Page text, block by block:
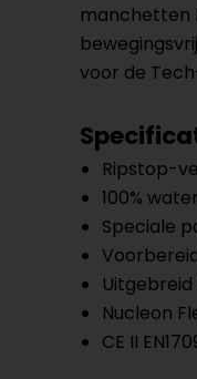
manchetten
voor de
Ripstop-
100%
Speciale
Nucleon
CE II